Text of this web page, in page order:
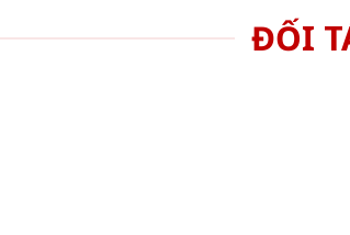
ĐỐI